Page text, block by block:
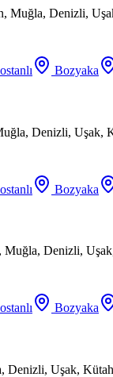
Muğla, Denizli,
Bozyaka
Denizli, Uşak,
Bozyaka
Muğla, Denizli,
Bozyaka
Denizli, Uşak,